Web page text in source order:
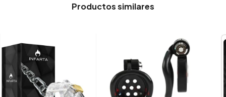
Productos similares